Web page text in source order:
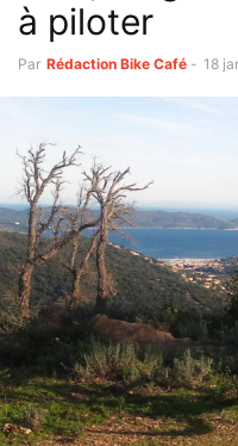
à piloter
Par Rédaction Bike Café - 18